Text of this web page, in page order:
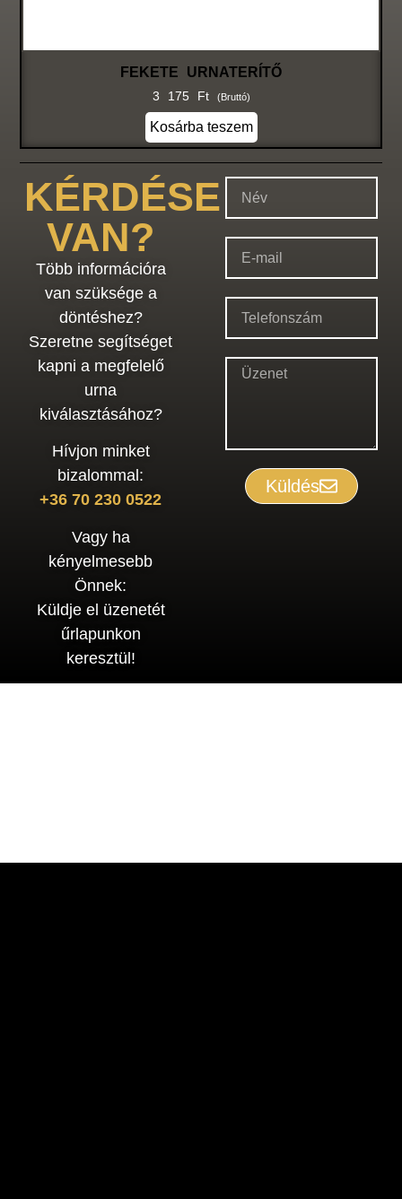
FEKETE URNATERÍTŐ
3 175 Ft (bruttó)
Kosárba teszem
KÉRDÉSE
VAN?
Több információra
van szüksége a
döntéshez?
Szeretne segítséget
kapni a megfelelő
urna
kiválasztásához?
Hívjon minket
bizalommal:
+36 70 230 0522
Vagy ha
kényelmesebb
Önnek:
Küldje el üzenetét
űrlapunkon
keresztül!
Küldés